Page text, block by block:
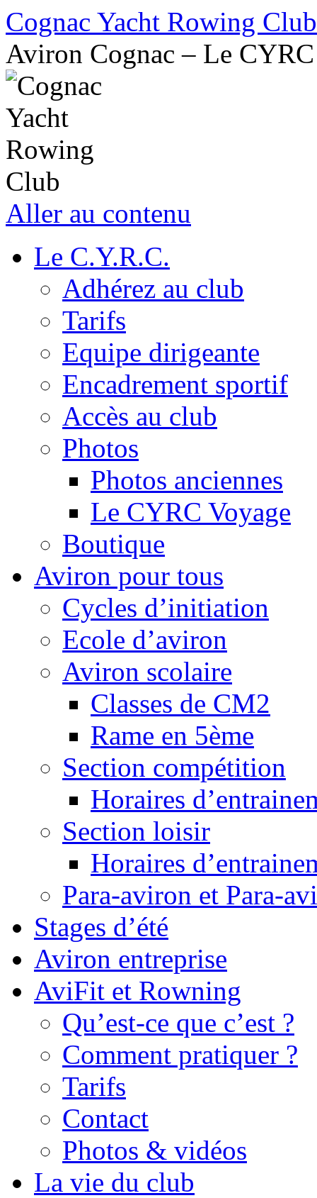
Cognac Yacht Rowing Club
Aviron Cognac – Le CYRC
Aller au contenu
Le C.Y.R.C.
Adhérez au club
Tarifs
Equipe dirigeante
Encadrement sportif
Accès au club
Photos
Photos anciennes
Le CYRC Voyage
Boutique
Aviron pour tous
Cycles d’initiation
Ecole d’aviron
Aviron scolaire
Classes de CM2
Rame en 5ème
Section compétition
Horaires
Section loisir
Horaires
Para-aviron et Para-
Stages d’été
Aviron entreprise
AviFit et Rowning
Qu’est-ce que c’est ?
Comment pratiquer ?
Tarifs
Contact
Photos & vidéos
La vie du club